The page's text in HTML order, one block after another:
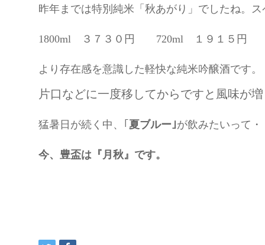
昨年までは特別純米「秋あがり」でしたね。
1800ml ３７３０円 720ml １９１５円
より存在感を意識した軽快な純米吟醸酒です。
片口などに一度移してからですと風味が
猛暑日が続く中、｢ 夏ブルー｣が飲みたいって・
今、豊盃は『月秋』です。